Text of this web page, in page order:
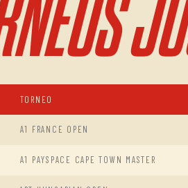
TORNEO
A1 FRANCE OPEN
A1 PAYSPACE CAPE TOWN MASTER